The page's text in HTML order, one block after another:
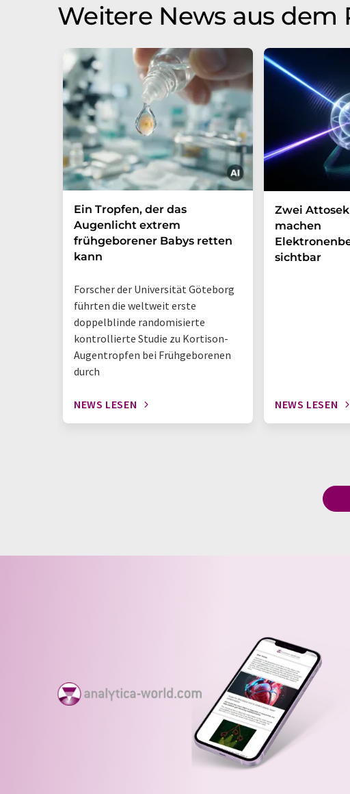
Weitere News aus dem
Ein Tropfen, der das
Augenlicht extrem
frühgeborener Babys retten
kann
Forscher der Universität Göteborg
führten die weltweit erste
doppelblinde randomisierte
kontrollierte Studie zu Kortison-
Augentropfen bei Frühgeborenen
durch
NEWS LESEN
Zwei
machen
sichtbar
NEWS LESEN